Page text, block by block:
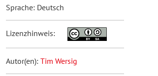
Sprache: Deutsch
Lizenzhinweis:
Autor(en): Tim Wersig